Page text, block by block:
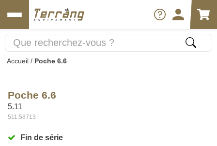
Accueil / Poche 6.6
Poche 6.6
5.11
511.58713
Fin de série